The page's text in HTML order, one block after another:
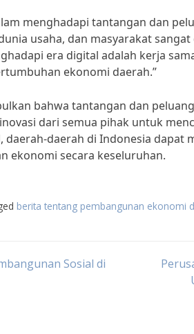
menghadapi tantangan dan
usaha, dan masyarakat
era digital adalah kerja
ekonomi daerah.”
bahwa tantangan dan
dari semua pihak untuk
daerah di Indonesia dapat
ekonomi secara keseluruhan.
berita tentang pembangunan ekonomi
Sosial di